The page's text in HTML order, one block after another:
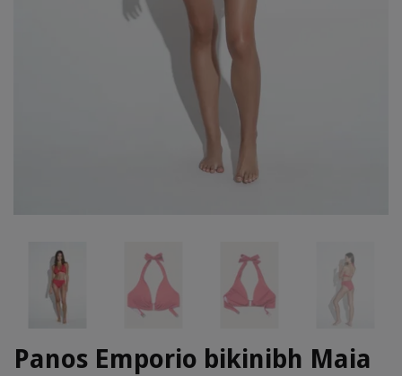
Panos Emporio bikinibh Maia